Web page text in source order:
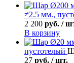
≠2.5 мм.,
2 200 руб. /
В корзину
пустотелый
27 руб. / шт.